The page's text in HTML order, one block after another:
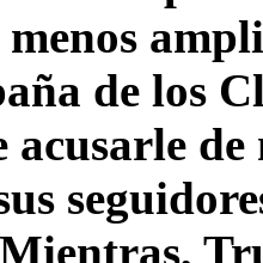
menos
de los